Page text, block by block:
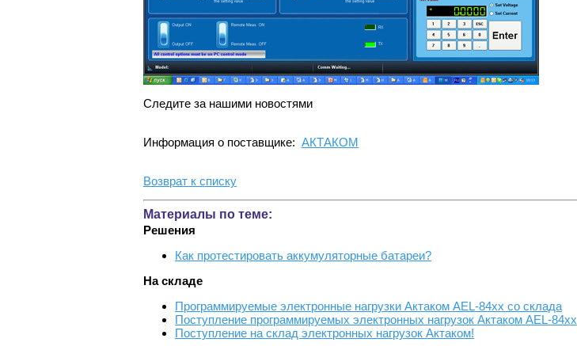
Следите за нашими новостями
Информация о поставщике: АКТАКОМ
Возврат к списку
Материалы по теме:
Решения
Как протестировать аккумуляторные батареи?
На складе
Программируемые электронные нагрузки Актаком AEL-84xx со склада
Поступление программируемых электронных нагрузок Актаком AEL-84xx
Поступление на склад электронных нагрузок Актаком!